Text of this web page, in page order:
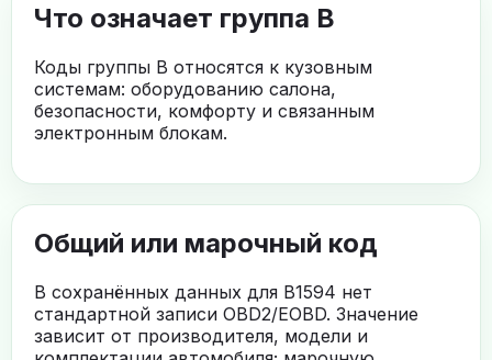
Что означает группа B
Коды группы B относятся к кузовным
системам: оборудованию салона,
безопасности, комфорту и связанным
электронным блокам.
Общий или марочный код
В сохранённых данных для B1594 нет
стандартной записи OBD2/EOBD. Значение
зависит от производителя, модели и